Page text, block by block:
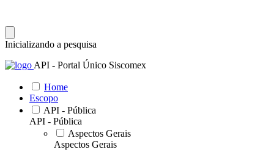
Inicializando a pesquisa
API - Portal Único Siscomex
Home
Escopo
API - Pública
API - Pública
Aspectos Gerais
Aspectos Gerais